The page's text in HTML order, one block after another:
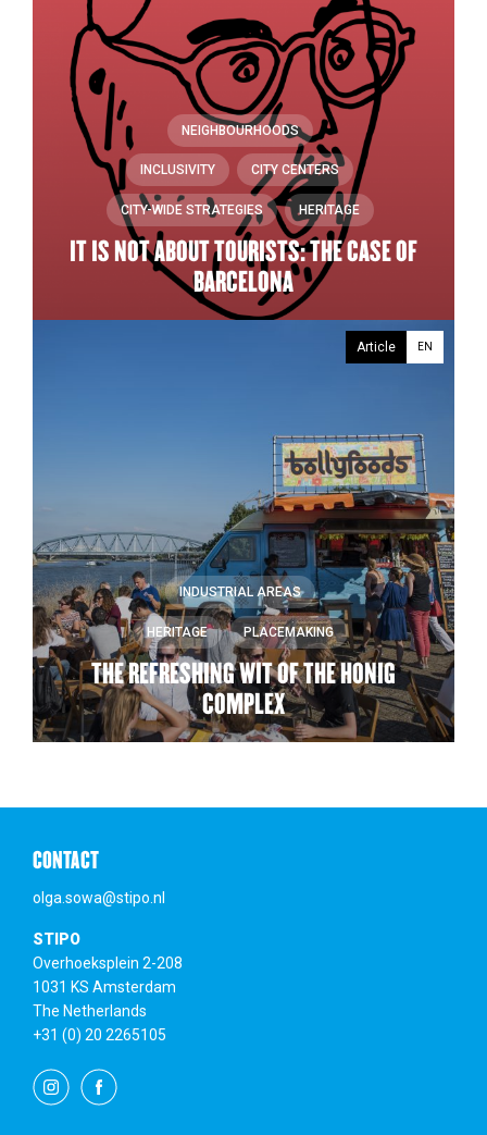
CITY-WIDE STRATEGIES HERITAGE
INCLUSIVITY CITY CENTERS
NEIGHBOURHOODS
IT IS NOT ABOUT TOURISTS: THE CASE OF
BARCELONA
Article EN
HERITAGE PLACEMAKING
INDUSTRIAL AREAS
THE REFRESHING WIT OF THE HONIG
COMPLEX
CONTACT
olga.sowa@stipo.nl
STIPO
Overhoeksplein 2-208
1031 KS Amsterdam
The Netherlands
+31 (0) 20 2265105